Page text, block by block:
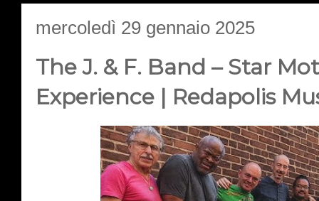
mercoledì 29 gennaio 2025
The J. & F. Band – Star
Experience | Redapolis